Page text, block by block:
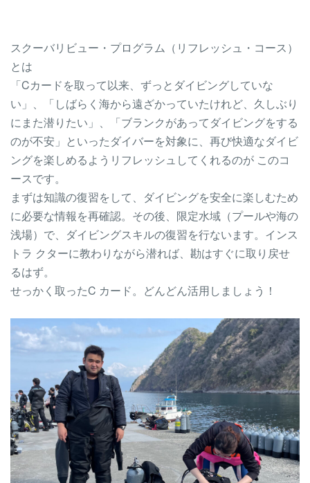
スクーバリビュー・プログラム（リフレッシュ・コース）
とは
「Cカードを取って以来、ずっとダイビングしていな
い」、「しばらく海から遠ざかっていたけれど、久しぶり
にまた潜りたい」、「ブランクがあってダイビングをする
のが不安」といったダイバーを対象に、再び快適なダイビ
ングを楽しめるようリフレッシュしてくれるのが このコ
ースです。
まずは知識の復習をして、ダイビングを安全に楽しむため
に必要な情報を再確認。その後、限定水域（プールや海の
浅場）で、ダイビングスキルの復習を行ないます。インス
トラ クターに教わりながら潜れば、勘はすぐに取り戻せ
るはず。
せっかく取ったC カード。どんどん活用しましょう！